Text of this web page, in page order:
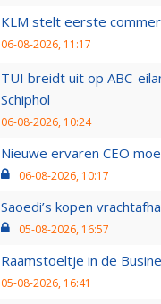
KLM stelt eerste
06-08-2026, 11:17
TUI breidt uit op ABC-
Schiphol
06-08-2026, 10:24
Nieuwe ervaren CEO
06-08-2026, 10:17
Saoedi’s kopen
05-08-2026, 16:57
Raamstoeltje in de
05-08-2026, 16:41